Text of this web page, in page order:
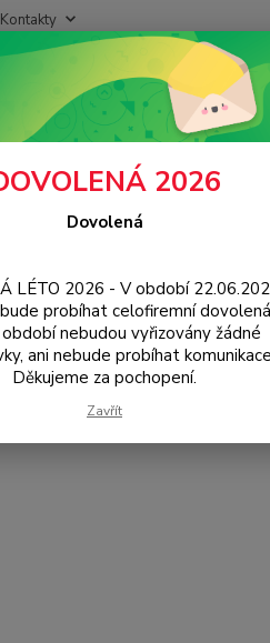
Kontakty
Hledat
Kabely a redukce Serial ATA (SATA)
2026
Dovolená
LÉTO 2026 - V období
probíhat celofiremní
nebudou vyřizovány žádné
ani nebude probíhat
Děkujeme za pochopení.
Zavřít